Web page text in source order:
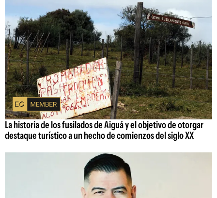
La historia de los fusilados de Aiguá y el objetivo de otorgar
destaque turístico a un hecho de comienzos del siglo XX